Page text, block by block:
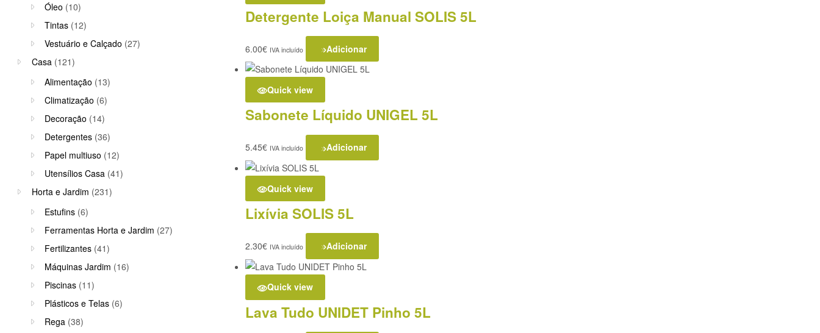
Detergente Loiça Manual SOLIS 5L
6.00€ IVA incluído Adicionar
Quick view
Sabonete Líquido UNIGEL 5L
5.45€ IVA incluído Adicionar
Quick view
Lixívia SOLIS 5L
2.30€ IVA incluído Adicionar
Quick view
Lava Tudo UNIDET Pinho 5L
Óleo (10)
Tintas (12)
Vestuário e Calçado (27)
Casa (121)
Alimentação (13)
Climatização (6)
Decoração (14)
Detergentes (36)
Papel multiuso (12)
Utensílios Casa (41)
Horta e Jardim (231)
Estufins (6)
Ferramentas Horta e Jardim (27)
Fertilizantes (41)
Máquinas Jardim (16)
Piscinas (11)
Plásticos e Telas (6)
Rega (38)